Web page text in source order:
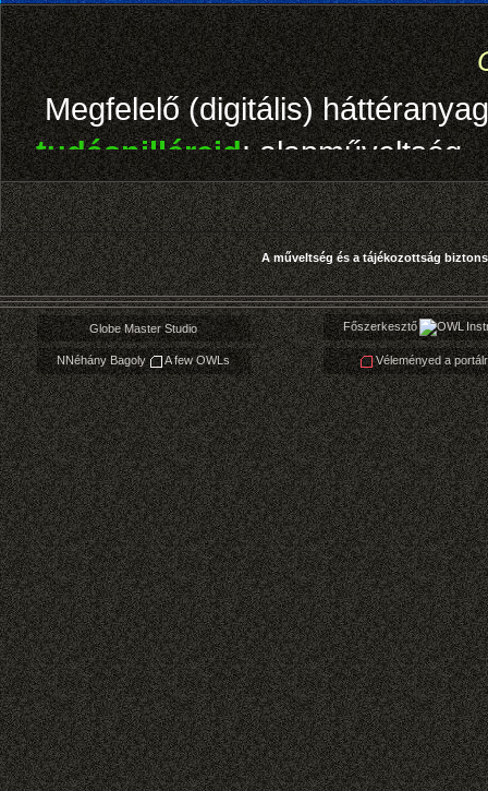
Globe Master Studio Főszerkesztő
NNéhány Bagoly A few OWLs Véleményed a